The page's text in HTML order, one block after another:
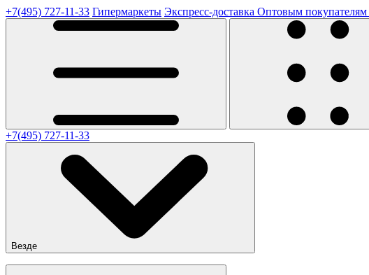
+7(495) 727-11-33 Гипермаркеты Экспресс-доставка Оптовым покупателям
+7(495) 727-11-33
Везде